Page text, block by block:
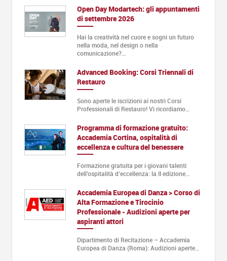
Open Day Modartech: gli appuntamenti
di settembre 2026
Hai la creatività nel cuore e sogni un futuro
nella moda, nel design o nella
comunicazione?…
Advanced Booking: Corsi Triennali di
Restauro
Sono aperte le iscrizioni ai nostri Corsi
Professionali di Restauro! Vi ricordiamo…
Programma di formazione gratuito:
Accademia Cortina, ospitalità di
eccellenza e cultura del benessere
Formazione gratuita per i giovani talenti
dell’ospitalità d’eccellenza: la II edizione…
Accademia Europea di Danza > Corso di
Alta Formazione e Tirocinio
Professionale - Audizioni aperte per
aspiranti attori
Dipartimento di Recitazione – Accademia
Europea di Danza (Roma): Audizioni aperte…